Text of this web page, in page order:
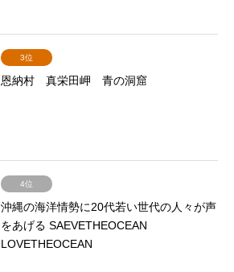
3位
恩納村 真栄田岬 青の洞窟
4位
沖縄の海洋情勢に20代若い世代の人々が声
をあげる SAEVETHEOCEAN
LOVETHEOCEAN